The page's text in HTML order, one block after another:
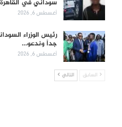
سوداني في القاهرة
أغسطس 6, 2026
رئيس الوزراء
جداً وندعو…
أغسطس 6, 2026
السابق التالي